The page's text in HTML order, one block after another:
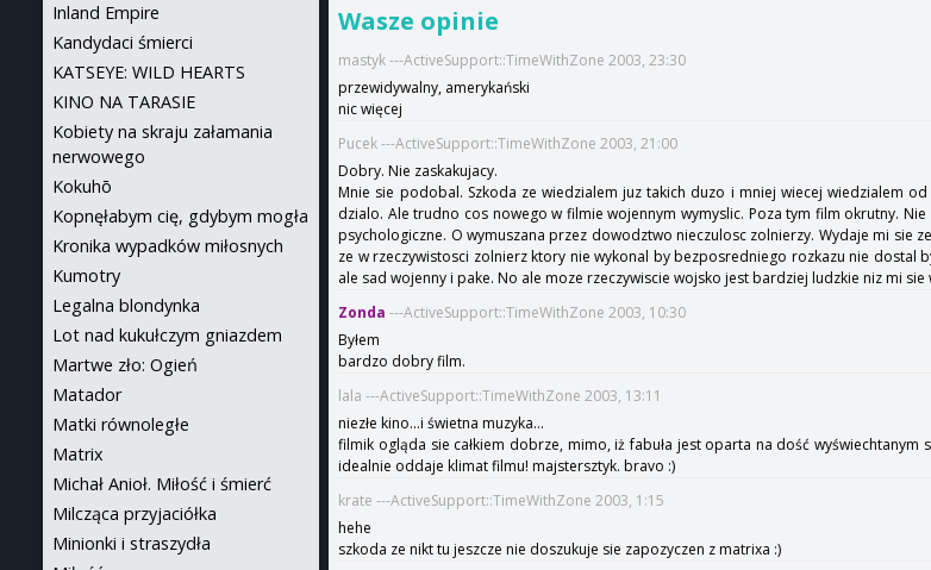
Wasze opinie
mastyk ---ActiveSupport::TimeWithZone 2003, 23:30
przewidywalny, amerykański
nic więcej
Pucek ---ActiveSupport::TimeWithZone 2003, 21:00
Dobry. Nie zaskakujacy.
Mnie sie podobal. Szkoda ze wiedzialem juz takich duzo i mniej wiecej wiedzialem
dzialo. Ale trudno cos nowego w filmie wojennym wymyslic. Poza tym film okrutny.
psychologiczne. O wymuszana przez dowodztwo nieczulosc zolnierzy. Wydaje mi sie
ze w rzeczywistosci zolnierz ktory nie wykonal by bezposredniego rozkazu nie dostal
ale sad wojenny i pake. No ale moze rzeczywiscie wojsko jest bardziej ludzkie niz mi sie
Zonda ---ActiveSupport::TimeWithZone 2003, 10:30
Byłem
bardzo dobry film.
lala ---ActiveSupport::TimeWithZone 2003, 13:11
niezłe kino...i świetna muzyka...
filmik ogląda sie całkiem dobrze, mimo, iż fabuła jest oparta na dość
idealnie oddaje klimat filmu! majstersztyk. bravo :)
krate ---ActiveSupport::TimeWithZone 2003, 1:15
hehe
szkoda ze nikt tu jeszcze nie doszukuje sie zapozyczen z matrixa :)
Inland Empire
Kandydaci śmierci
KATSEYE: WILD HEARTS
KINO NA TARASIE
Kobiety na skraju załamania
nerwowego
Kokuhō
Kopnęłabym cię, gdybym mogła
Kronika wypadków miłosnych
Kumotry
Legalna blondynka
Lot nad kukułczym gniazdem
Martwe zło: Ogień
Matador
Matki równoległe
Matrix
Michał Anioł. Miłość i śmierć
Milcząca przyjaciółka
Minionki i straszydła